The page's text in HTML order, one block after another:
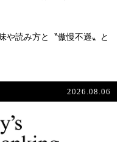
や読み方と〝傲慢不遜〟と
2026.08.06